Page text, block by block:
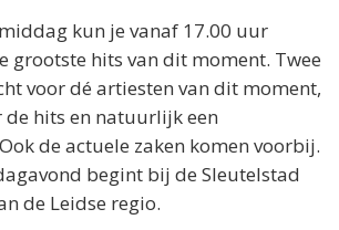
kun je vanaf 17.00 uur
grootste hits van dit moment. Twee
voor dé artiesten van dit moment,
de hits en natuurlijk een
de actuele zaken komen voorbij.
begint bij de Sleutelstad
de Leidse regio.